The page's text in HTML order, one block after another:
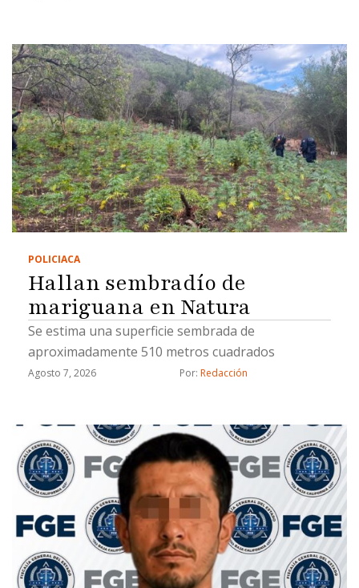
POLICIACA
Hallan sembradío de
mariguana en Natura
Se estima una superficie sembrada de
aproximadamente 510 metros cuadrados
Agosto 7, 2026 Por: Redacción